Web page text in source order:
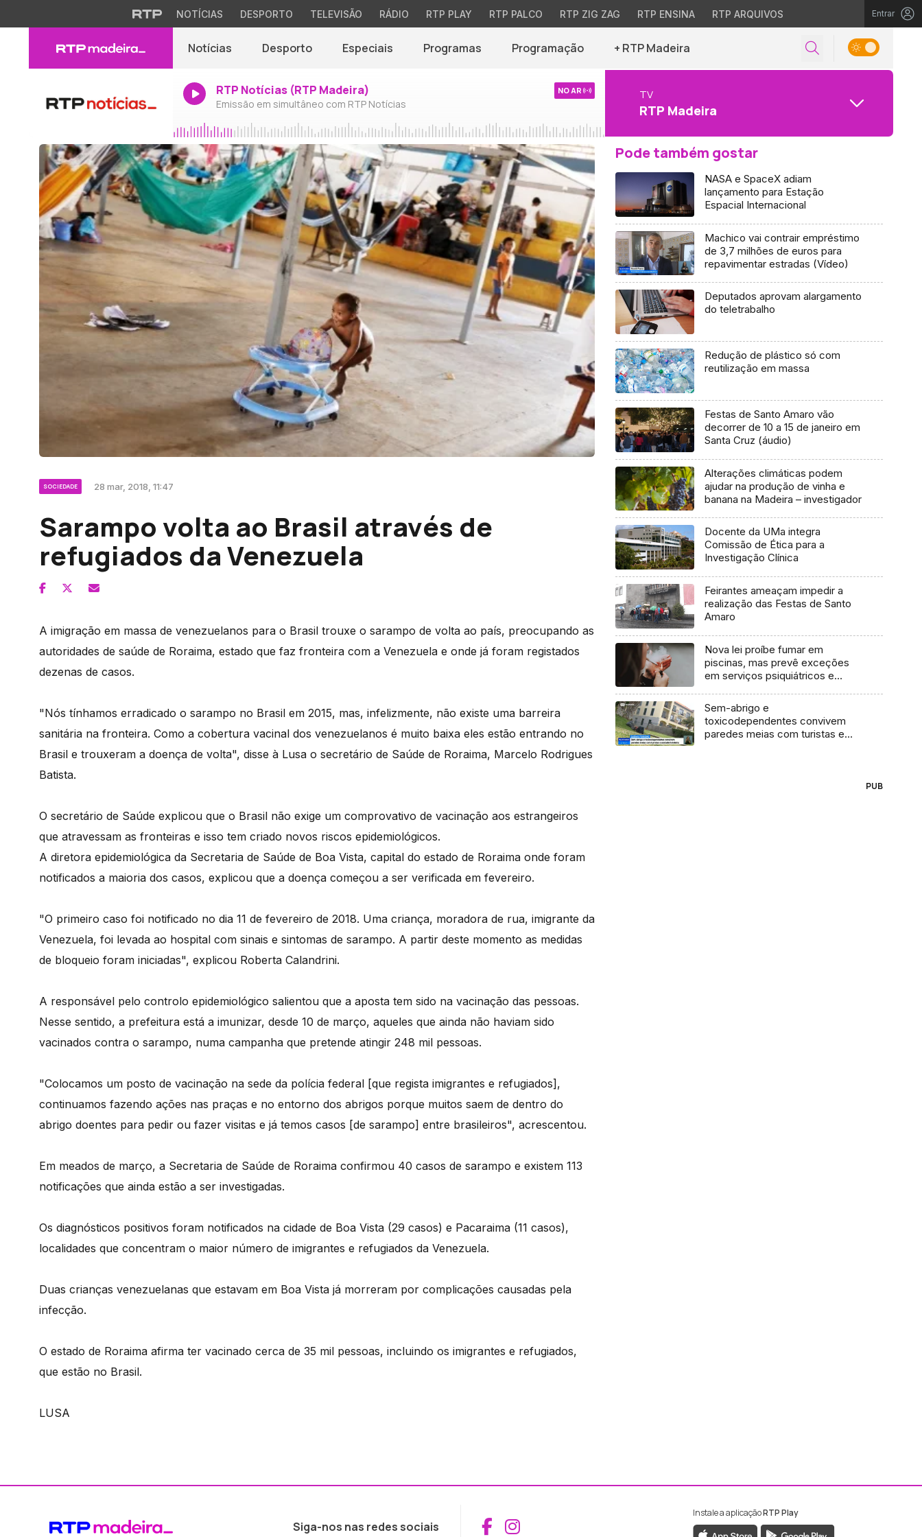
NOTÍCIAS DESPORTO TELEVISÃO RÁDIO RTP PLAY RTP PALCO RTP ZIG ZAG RTP ENSINA RTP ARQUIVOS Entrar
Notícias Desporto Especiais Programas Programação + RTP Madeira
RTP Notícias (RTP Madeira)
Emissão em simultâneo com RTP Notícias
NO AR TV
RTP Madeira
SOCIEDADE 28 mar, 2018, 11:47
Sarampo volta ao Brasil através de
refugiados da Venezuela
A imigração em massa de venezuelanos para o Brasil trouxe o sarampo de volta ao país, preocupando as
autoridades de saúde de Roraima, estado que faz fronteira com a Venezuela e onde já foram registados
dezenas de casos.
"Nós tínhamos erradicado o sarampo no Brasil em 2015, mas, infelizmente, não existe uma barreira
sanitária na fronteira. Como a cobertura vacinal dos venezuelanos é muito baixa eles estão entrando no
Brasil e trouxeram a doença de volta", disse à Lusa o secretário de Saúde de Roraima, Marcelo Rodrigues
Batista.
O secretário de Saúde explicou que o Brasil não exige um comprovativo de vacinação aos estrangeiros
que atravessam as fronteiras e isso tem criado novos riscos epidemiológicos.
A diretora epidemiológica da Secretaria de Saúde de Boa Vista, capital do estado de Roraima onde foram
notificados a maioria dos casos, explicou que a doença começou a ser verificada em fevereiro.
"O primeiro caso foi notificado no dia 11 de fevereiro de 2018. Uma criança, moradora de rua, imigrante da
Venezuela, foi levada ao hospital com sinais e sintomas de sarampo. A partir deste momento as medidas
de bloqueio foram iniciadas", explicou Roberta Calandrini.
A responsável pelo controlo epidemiológico salientou que a aposta tem sido na vacinação das pessoas.
Nesse sentido, a prefeitura está a imunizar, desde 10 de março, aqueles que ainda não haviam sido
vacinados contra o sarampo, numa campanha que pretende atingir 248 mil pessoas.
"Colocamos um posto de vacinação na sede da polícia federal [que regista imigrantes e refugiados],
continuamos fazendo ações nas praças e no entorno dos abrigos porque muitos saem de dentro do
abrigo doentes para pedir ou fazer visitas e já temos casos [de sarampo] entre brasileiros", acrescentou.
Em meados de março, a Secretaria de Saúde de Roraima confirmou 40 casos de sarampo e existem 113
notificações que ainda estão a ser investigadas.
Os diagnósticos positivos foram notificados na cidade de Boa Vista (29 casos) e Pacaraima (11 casos),
localidades que concentram o maior número de imigrantes e refugiados da Venezuela.
Duas crianças venezuelanas que estavam em Boa Vista já morreram por complicações causadas pela
infecção.
O estado de Roraima afirma ter vacinado cerca de 35 mil pessoas, incluindo os imigrantes e refugiados,
que estão no Brasil.
LUSA
Pode também gostar
NASA e SpaceX adiam
lançamento para Estação
Espacial Internacional
Machico vai contrair empréstimo
de 3,7 milhões de euros para
repavimentar estradas (Vídeo)
Deputados aprovam alargamento
do teletrabalho
Redução de plástico só com
reutilização em massa
Festas de Santo Amaro vão
decorrer de 10 a 15 de janeiro em
Santa Cruz (áudio)
Alterações climáticas podem
ajudar na produção de vinha e
banana na Madeira – investigador
Docente da UMa integra
Comissão de Ética para a
Investigação Clínica
Feirantes ameaçam impedir a
realização das Festas de Santo
Amaro
Nova lei proíbe fumar em
piscinas, mas prevê exceções
em serviços psiquiátricos e
Sem-abrigo e
toxicodependentes convivem
paredes meias com turistas e
PUB
Siga-nos nas redes sociais Aceder ao Facebook da RTP Madeira
Aceder ao Instagram da RTP Madeira
Instale a aplicaçãoRTP Play